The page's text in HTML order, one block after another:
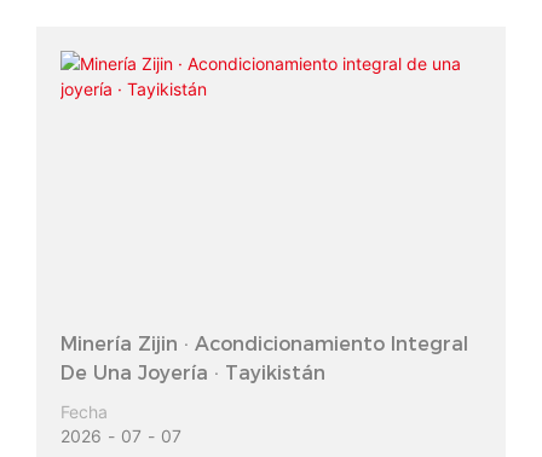
Minería Zijin · Acondicionamiento Integral
De Una Joyería · Tayikistán
Fecha
2026
07 07